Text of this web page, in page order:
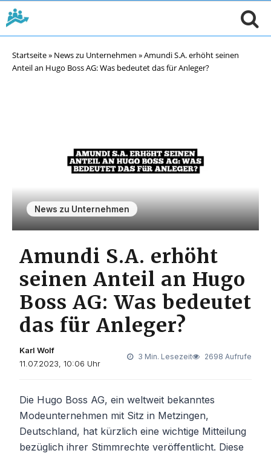
Startseite» News zu Unternehmen »Amundi S.A. erhöht seinen
Anteil an Hugo Boss AG: Was bedeutet das für Anleger?
News zu Unternehmen
Amundi S.A. erhöht
seinen Anteil an Hugo
Boss AG: Was bedeutet
das für Anleger?
Karl Wolf
11.07.2023, 10:06 Uhr
3 Min. Lesezeit 2698 Aufrufe
Die Hugo Boss AG, ein weltweit bekanntes
Modeunternehmen mit Sitz in Metzingen,
Deutschland, hat kürzlich eine wichtige Mitteilung
bezüglich ihrer Stimmrechte veröffentlicht. Diese